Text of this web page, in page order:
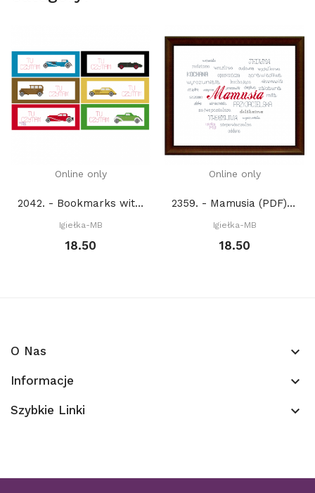
Online only
2042. - Bookmarks with retro cars (PDF)
Igiełka-MB
18.50
Online only
2359. - Mamusia (PDF) No ENGLISH VERSION
Igiełka-MB
18.50
O Nas keyboard_arrow_down
Informacje keyboard_arrow_down
Szybkie Linki keyboard_arrow_down